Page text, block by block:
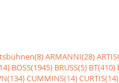
ARMANNI(28)
BOSS(1945) BRUSS(5) BT(410)
CUMMINS(14)CURTIS(14)